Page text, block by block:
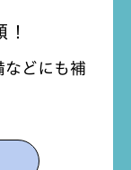
などにも補